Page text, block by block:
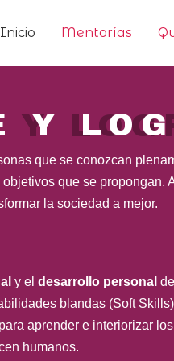
Inicio Mentorías
Y
que se conozcan
que se propongan.
la sociedad a mejor.
y el desarrollo personal
blandas (Soft
aprender e interiorizar
humanos.